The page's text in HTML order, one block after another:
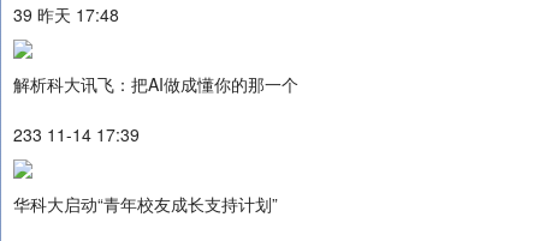
39 昨天 17:48
解析科大讯飞：把AI做成懂你的那一个
233 11-14 17:39
华科大启动“青年校友成长支持计划”